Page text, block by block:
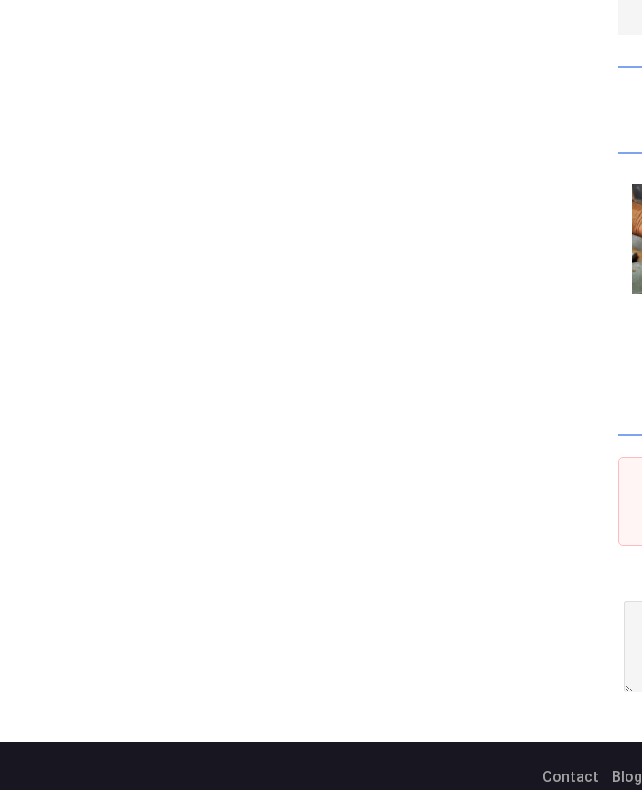
Blog
Contact